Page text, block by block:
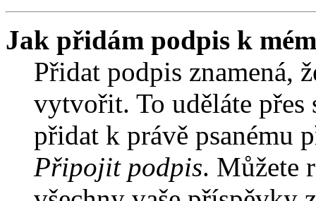
Jak přidám podpis k
Přidat podpis znamená,
vytvořit. To uděláte
přidat k právě psanému
Připojit podpis. Můžete